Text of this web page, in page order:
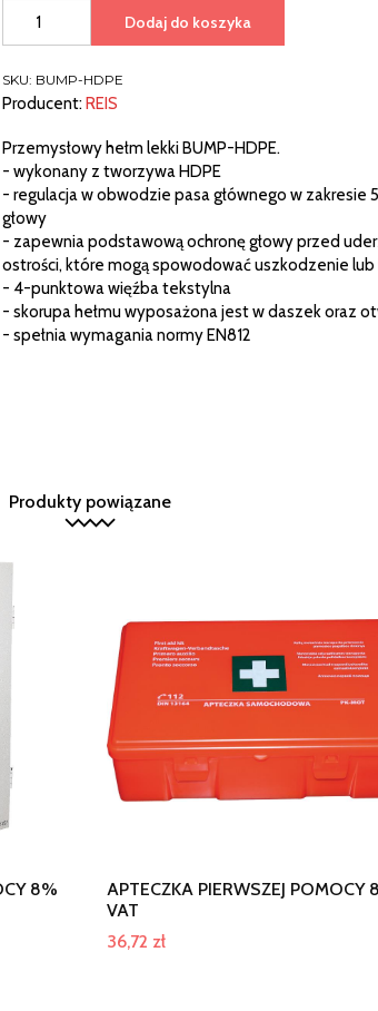
PRZEMYSŁOWY
LEKKI
(BUMP-
Dodaj do koszyka
SKU: BUMP-HDPE
Producent:REIS
Przemysłowy hełm lekki BUMP-HDPE.
- wykonany z tworzywa HDPE
- regulacja w obwodzie pasa głównego w
głowy
- zapewnia podstawową ochronę głowy przed
ostrości, które mogą spowodować uszkodzenie
- 4-punktowa więźba tekstylna
- skorupa hełmu wyposażona jest w daszek oraz
- spełnia wymagania normy EN812
Produkty powiązane
8%
APTECZKA PIERWSZEJ POMOCY
VAT
36,72 zł